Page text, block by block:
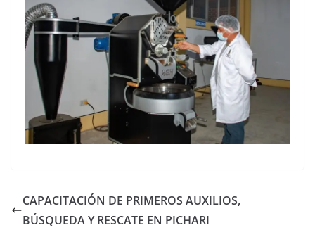
CAPACITACIÓN DE PRIMEROS AUXILIOS,
BÚSQUEDA Y RESCATE EN PICHARI